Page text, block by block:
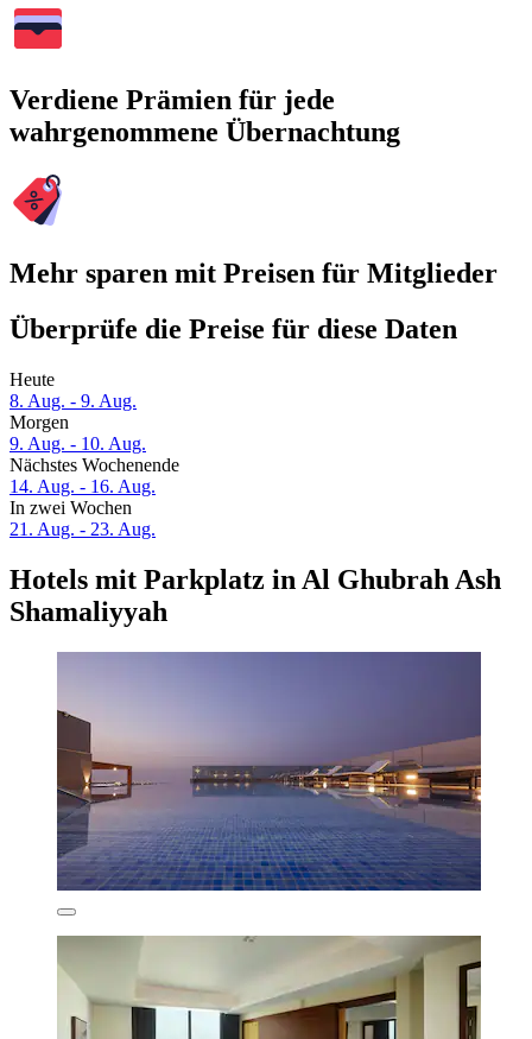
Verdiene Prämien für jede
wahrgenommene Übernachtung
Mehr sparen mit Preisen für Mitglieder
Überprüfe die Preise für diese Daten
Heute
8. Aug. - 9. Aug.
Morgen
9. Aug. - 10. Aug.
Nächstes Wochenende
14. Aug. - 16. Aug.
In zwei Wochen
21. Aug. - 23. Aug.
Hotels mit Parkplatz in Al Ghubrah Ash
Shamaliyyah